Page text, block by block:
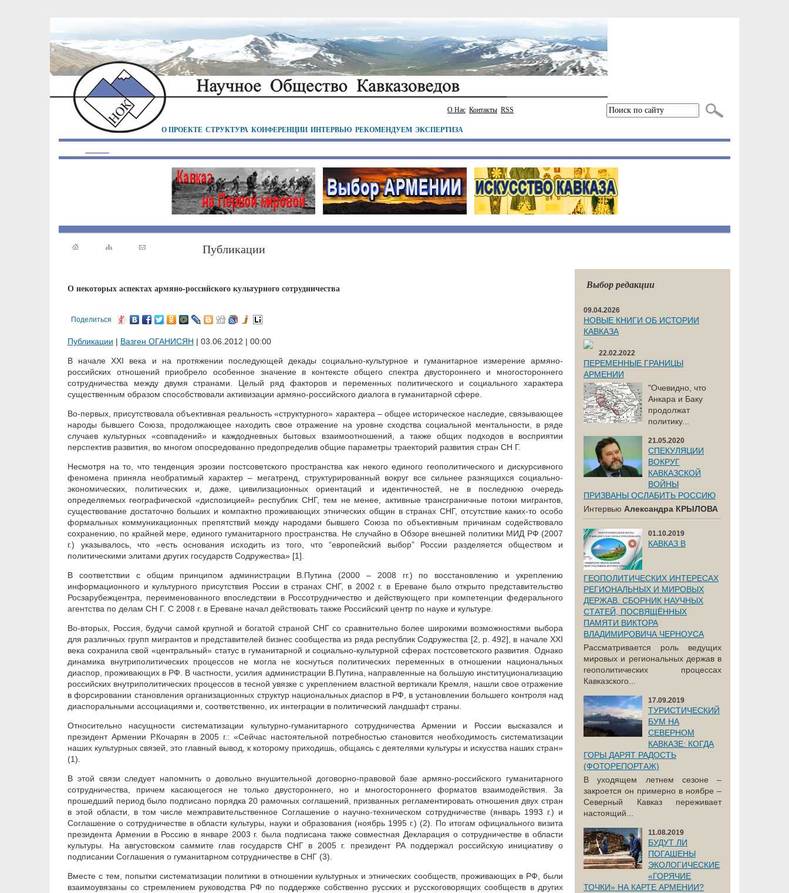
О Нас Контакты RSS
О ПРОЕКТЕ СТРУКТУРА КОНФЕРЕНЦИИ ИНТЕРВЬЮ РЕКОМЕНДУЕМ ЭКСПЕРТИЗА
Публикации
О некоторых аспектах армяно-российского культурного сотрудничества
Поделиться
Публикации | Вазген ОГАНИСЯН | 03.06.2012 | 00:00
В начале XXI века и на протяжении последующей декады социально-культурное и гуманитарное измерение армяно-
российских отношений приобрело особенное значение в контексте общего спектра двустороннего и многостороннего
сотрудничества между двумя странами. Целый ряд факторов и переменных политического и социального характера
существенным образом способствовали активизации армяно-российского диалога в гуманитарной сфере.
Во-первых, присутствовала объективная реальность «структурного» характера – общее историческое наследие, связывающее
народы бывшего Союза, продолжающее находить свое отражение на уровне сходства социальной ментальности, в ряде
случаев культурных «совпадений» и каждодневных бытовых взаимоотношений, а также общих подходов в восприятии
перспектив развития, во многом опосредованно предопределив общие параметры траекторий развития стран СН Г.
Несмотря на то, что тенденция эрозии постсоветского пространства как некого единого геополитического и дискурсивного
феномена приняла необратимый характер – мегатренд, структурированный вокруг все сильнее разнящихся социально-
экономических, политических и, даже, цивилизационных ориентаций и идентичностей, не в последнюю очередь
определяемых географической «диспозицией» республик СНГ, тем не менее, активные трансграничные потоки мигрантов,
существование достаточно больших и компактно проживающих этнических общин в странах СНГ, отсутствие каких-то особо
формальных коммуникационных препятствий между народами бывшего Союза по объективным причинам содействовало
сохранению, по крайней мере, единого гуманитарного пространства. Не случайно в Обзоре внешней политики МИД РФ (2007
г.) указывалось, что «есть основания исходить из того, что “европейский выбор” России разделяется обществом и
политическими элитами других государств Содружества» [1].
В соответствии с общим принципом администрации В.Путина (2000 – 2008 гг.) по восстановлению и укреплению
информационного и культурного присутствия России в странах СНГ, в 2002 г. в Ереване было открыто представительство
Росзарубежцентра, переименованного впоследствии в Россотрудничество и действующего при компетенции федерального
агентства по делам СН Г. С 2008 г. в Ереване начал действовать также Российский центр по науке и культуре.
Во-вторых, Россия, будучи самой крупной и богатой страной СНГ со сравнительно более широкими возможностями выбора
для различных групп мигрантов и представителей бизнес сообщества из ряда республик Содружества [2, p. 492], в начале XXI
века сохранила свой «центральный» статус в гуманитарной и социально-культурной сферах постсоветского развития. Однако
динамика внутриполитических процессов не могла не коснуться политических переменных в отношении национальных
диаспор, проживающих в РФ. В частности, усилия администрации В.Путина, направленные на большую институционализацию
российских внутриполитических процессов в тесной увязке с укреплением властной вертикали Кремля, нашли свое отражение
в форсировании становления организационных структур национальных диаспор в РФ, в установлении большего контроля над
диаспоральными ассоциациями и, соответственно, их интеграции в политический ландшафт страны.
Относительно насущности систематизации культурно-гуманитарного сотрудничества Армении и России высказался и
президент Армении Р.Кочарян в 2005 г.: «Сейчас настоятельной потребностью становится необходимость систематизации
наших культурных связей, это главный вывод, к которому приходишь, общаясь с деятелями культуры и искусства наших стран»
(1).
В этой связи следует напомнить о довольно внушительной договорно-правовой базе армяно-российского гуманитарного
сотрудничества, причем касающегося не только двустороннего, но и многостороннего форматов взаимодействия. За
прошедший период было подписано порядка 20 рамочных соглашений, призванных регламентировать отношения двух стран
в этой области, в том числе межправительственное Соглашение о научно-техническом сотрудничестве (январь 1993 г.) и
Соглашение о сотрудничестве в области культуры, науки и образования (ноябрь 1995 г.) (2). По итогам официального визита
президента Армении в Россию в январе 2003 г. была подписана также совместная Декларация о сотрудничестве в области
культуры. На августовском саммите глав государств СНГ в 2005 г. президент РА поддержал российскую инициативу о
подписании Соглашения о гуманитарном сотрудничестве в СНГ (3).
Вместе с тем, попытки систематизации политики в отношении культурных и этнических сообществ, проживающих в РФ, были
взаимоувязаны со стремлением руководства РФ по поддержке собственно русских и русскоговорящих сообществ в других
Выбор редакции
09.04.2026
НОВЫЕ КНИГИ ОБ ИСТОРИИ
КАВКАЗА
22.02.2022
ПЕРЕМЕННЫЕ ГРАНИЦЫ
АРМЕНИИ
"Очевидно, что
Анкара и Баку
продолжат
политику...
21.05.2020
СПЕКУЛЯЦИИ
ВОКРУГ
КАВКАЗСКОЙ
ВОЙНЫ
ПРИЗВАНЫ ОСЛАБИТЬ РОССИЮ
Интервью Александра КРЫЛОВА
01.10.2019
КАВКАЗ В
ГЕОПОЛИТИЧЕСКИХ ИНТЕРЕСАХ
РЕГИОНАЛЬНЫХ И МИРОВЫХ
ДЕРЖАВ. СБОРНИК НАУЧНЫХ
СТАТЕЙ, ПОСВЯЩЁННЫХ
ПАМЯТИ ВИКТОРА
ВЛАДИМИРОВИЧА ЧЕРНОУСА
Рассматривается роль ведущих
мировых и региональных держав в
геополитических процессах
Кавказского...
17.09.2019
ТУРИСТИЧЕСКИЙ
БУМ НА
СЕВЕРНОМ
КАВКАЗЕ: КОГДА
ГОРЫ ДАРЯТ РАДОСТЬ
(ФОТОРЕПОРТАЖ)
В уходящем летнем сезоне –
закроется он примерно в ноябре –
Северный Кавказ переживает
настоящий...
11.08.2019
БУДУТ ЛИ
ПОГАШЕНЫ
ЭКОЛОГИЧЕСКИЕ
«ГОРЯЧИЕ
ТОЧКИ» НА КАРТЕ АРМЕНИИ?